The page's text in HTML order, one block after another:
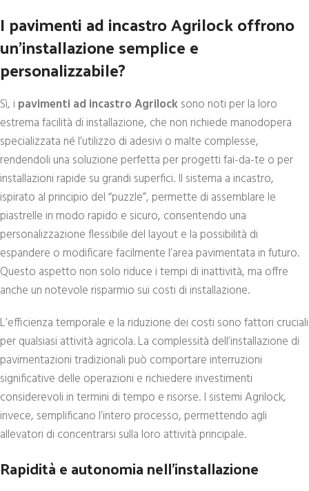
I pavimenti ad incastro Agrilock offrono
un’installazione semplice e
personalizzabile?
Sì, i pavimenti ad incastro Agrilocksono noti per la loro
estrema facilità di installazione, che non richiede manodopera
specializzata né l’utilizzo di adesivi o malte complesse,
rendendoli una soluzione perfetta per progetti fai-da-te o per
installazioni rapide su grandi superfici. Il sistema a incastro,
ispirato al principio del “puzzle”, permette di assemblare le
piastrelle in modo rapido e sicuro, consentendo una
personalizzazione flessibile del layout e la possibilità di
espandere o modificare facilmente l’area pavimentata in futuro.
Questo aspetto non solo riduce i tempi di inattività, ma offre
anche un notevole risparmio sui costi di installazione.
L’efficienza temporale e la riduzione dei costi sono fattori cruciali
per qualsiasi attività agricola. La complessità dell’installazione di
pavimentazioni tradizionali può comportare interruzioni
significative delle operazioni e richiedere investimenti
considerevoli in termini di tempo e risorse. I sistemi Agrilock,
invece, semplificano l’intero processo, permettendo agli
allevatori di concentrarsi sulla loro attività principale.
Rapidità e autonomia nell’installazione